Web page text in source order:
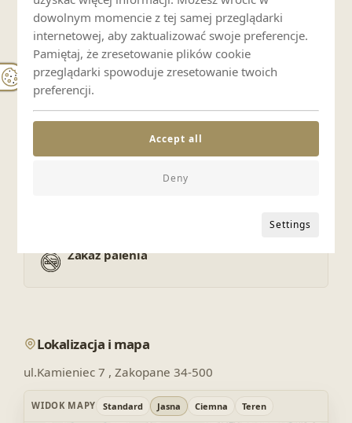
Bezpieczeństwo
Monitoring
Usługi
Zakaz palenia
Lokalizacja i mapa
ul.Kamieniec 7 , Zakopane 34-500
WIDOK MAPY Standard Jasna Ciemna Teren
dowolnym momencie z tej samej przeglądarki
internetowej, aby zaktualizować swoje preferencje.
Pamiętaj, że zresetowanie plików cookie
przeglądarki spowoduje zresetowanie twoich
preferencji.
Settings
Deny
Accept all